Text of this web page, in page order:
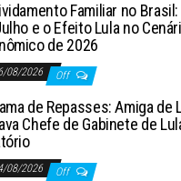
Familiar no
e o Efeito Lula no
de 2026
08/2026 Off
de Repasses: Amiga de
Chefe de Gabinete de
08/2026 Off